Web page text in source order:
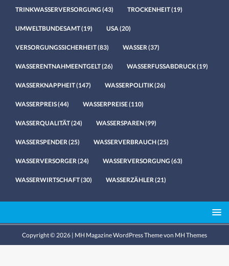
TRINKWASSERVERSORGUNG (43) TROCKENHEIT(19)
UMWELTBUNDESAMT(19) USA (20)
VERSORGUNGSSICHERHEIT(83) WASSER (37)
WASSERENTNAHMEENTGELT(26) WASSERFUSSABDRUCK(19)
WASSERKNAPPHEIT(147) WASSERPOLITIK(26)
WASSERPREIS(44) WASSERPREISE(110)
WASSERQUALITÄT(24) WASSERSPAREN(99)
WASSERSPENDER (25) WASSERVERBRAUCH(25)
WASSERVERSORGER (24) WASSERVERSORGUNG (63)
WASSERWIRTSCHAFT(30) WASSERZÄHLER (21)
Copyright © 2026 | MH Magazine WordPress Theme von MH Themes